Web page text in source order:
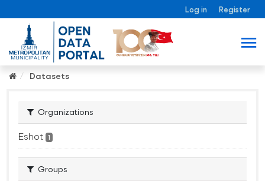
Log in Register
Datasets
Organizations
Eshot 1
Groups